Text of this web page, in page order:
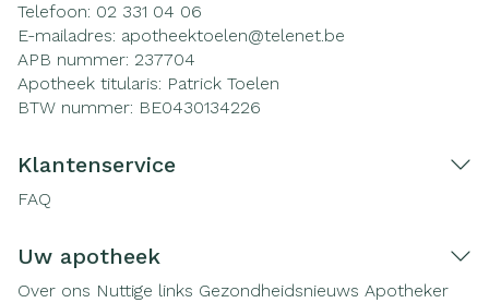
Telefoon: 02 331 04 06
E-mailadres: apotheektoelen@telenet.be
APB nummer: 237704
Apotheek titularis: Patrick Toelen
BTW nummer: BE0430134226
Klantenservice
FAQ
Uw apotheek
Over ons Nuttige links Gezondheidsnieuws Apotheker